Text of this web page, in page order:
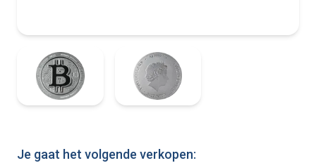
Je gaat het volgende verkopen: